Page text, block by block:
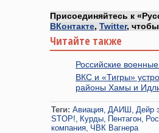
Присоединяйтесь к
ВКонтакте, Twitter,
Читайте также
Российские
ВКС и «Тигры»
районы Хамы и
Теги: Авиация ДАИШ Дейр
STOP! Курды Пентагон
компания ЧВК Вагнера